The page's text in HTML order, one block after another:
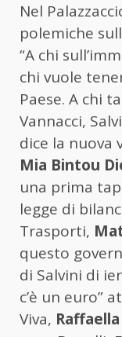
Nel
polemiche
“A chi
chi vuole
Paese. A chi
Vannacci,
dice la nuova
Mia Bintou
una prima
legge di
Trasporti,
questo
di Salvini di
c’è un euro”
Viva,